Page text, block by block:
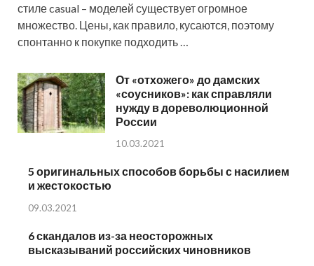
стиле casual – моделей существует огромное
множество. Цены, как правило, кусаются, поэтому
спонтанно к покупке подходить …
От «отхожего» до дамских
«соусников»: как справляли
нужду в дореволюционной
России
10.03.2021
5 оригинальных способов борьбы с насилием
и жестокостью
09.03.2021
6 скандалов из-за неосторожных
высказываний российских чиновников